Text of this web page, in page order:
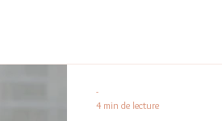
-
4 min de lecture